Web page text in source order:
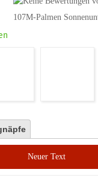
107M-Palmen
Neuer Text